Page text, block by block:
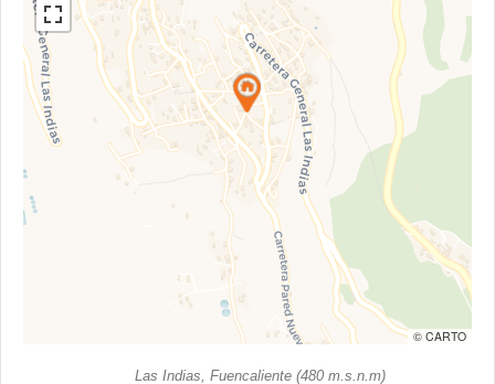
© CARTO
Las Indias, Fuencaliente (480 m.s.n.m)